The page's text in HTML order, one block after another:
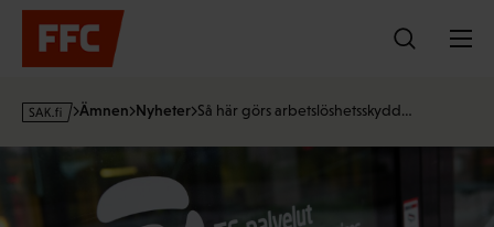
Hoppa
innehållet
s
Ämnen Nyheter Så här görs arbetslöshetsskydd…